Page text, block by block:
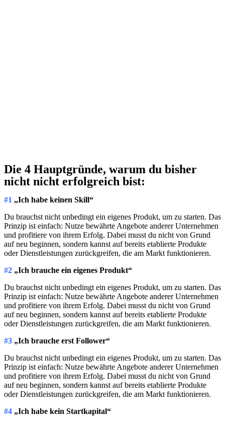
Die 4 Hauptgründe, warum du bisher
nicht nicht erfolgreich bist:
#1 „Ich habe keinen Skill“
Du brauchst nicht unbedingt ein eigenes Produkt, um zu starten. Das
Prinzip ist einfach: Nutze bewährte Angebote anderer Unternehmen
und profitiere von ihrem Erfolg. Dabei musst du nicht von Grund
auf neu beginnen, sondern kannst auf bereits etablierte Produkte
oder Dienstleistungen zurückgreifen, die am Markt funktionieren.
#2 „Ich brauche ein eigenes Produkt“
Du brauchst nicht unbedingt ein eigenes Produkt, um zu starten. Das
Prinzip ist einfach: Nutze bewährte Angebote anderer Unternehmen
und profitiere von ihrem Erfolg. Dabei musst du nicht von Grund
auf neu beginnen, sondern kannst auf bereits etablierte Produkte
oder Dienstleistungen zurückgreifen, die am Markt funktionieren.
#3 „Ich brauche erst Follower“
Du brauchst nicht unbedingt ein eigenes Produkt, um zu starten. Das
Prinzip ist einfach: Nutze bewährte Angebote anderer Unternehmen
und profitiere von ihrem Erfolg. Dabei musst du nicht von Grund
auf neu beginnen, sondern kannst auf bereits etablierte Produkte
oder Dienstleistungen zurückgreifen, die am Markt funktionieren.
#4 „Ich habe kein Startkapital“